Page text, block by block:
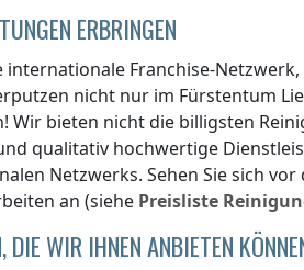
ERBRINGEN
internationale Franchise-
nicht nur im Fürstentum
Wir bieten nicht die billigsten
qualitativ hochwertige
Netzwerks. Sehen Sie sich vor
an (siehe Preisliste
WIR IHNEN ANBIETEN